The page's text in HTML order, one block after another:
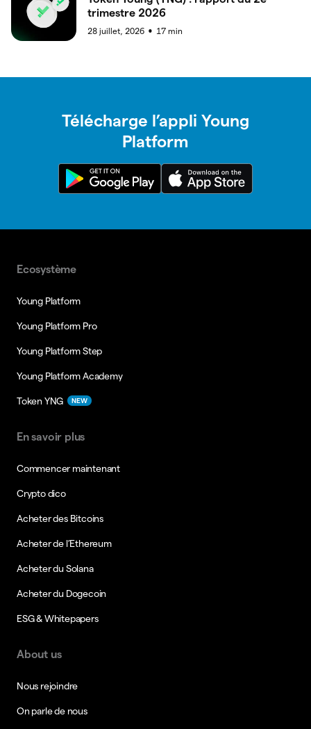
trimestre 2026
28 juillet, 2026 ● 17 min
Télécharge l’appli Young
Platform
Ecosystème
Young Platform
Young Platform Pro
Young Platform Step
Young Platform Academy
Token YNG NEW
En savoir plus
Commencer maintenant
Crypto dico
Acheter des Bitcoins
Acheter de l’Ethereum
Acheter du Solana
Acheter du Dogecoin
ESG & Whitepapers
About us
Nous rejoindre
On parle de nous